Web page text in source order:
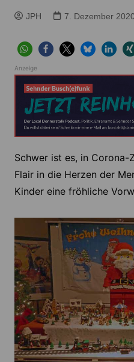
JPH 7. Dezember 2020
Anzeige
Schwer ist es, in Corona-
Flair in die Herzen der
Kinder eine fröhliche